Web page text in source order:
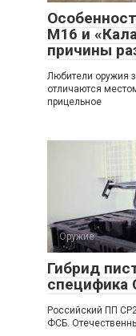
М16 и
причины
Любители оружия
отличаются
прицельное
Оружие
Гибрид
специфика
Российский ПП
ФСБ.